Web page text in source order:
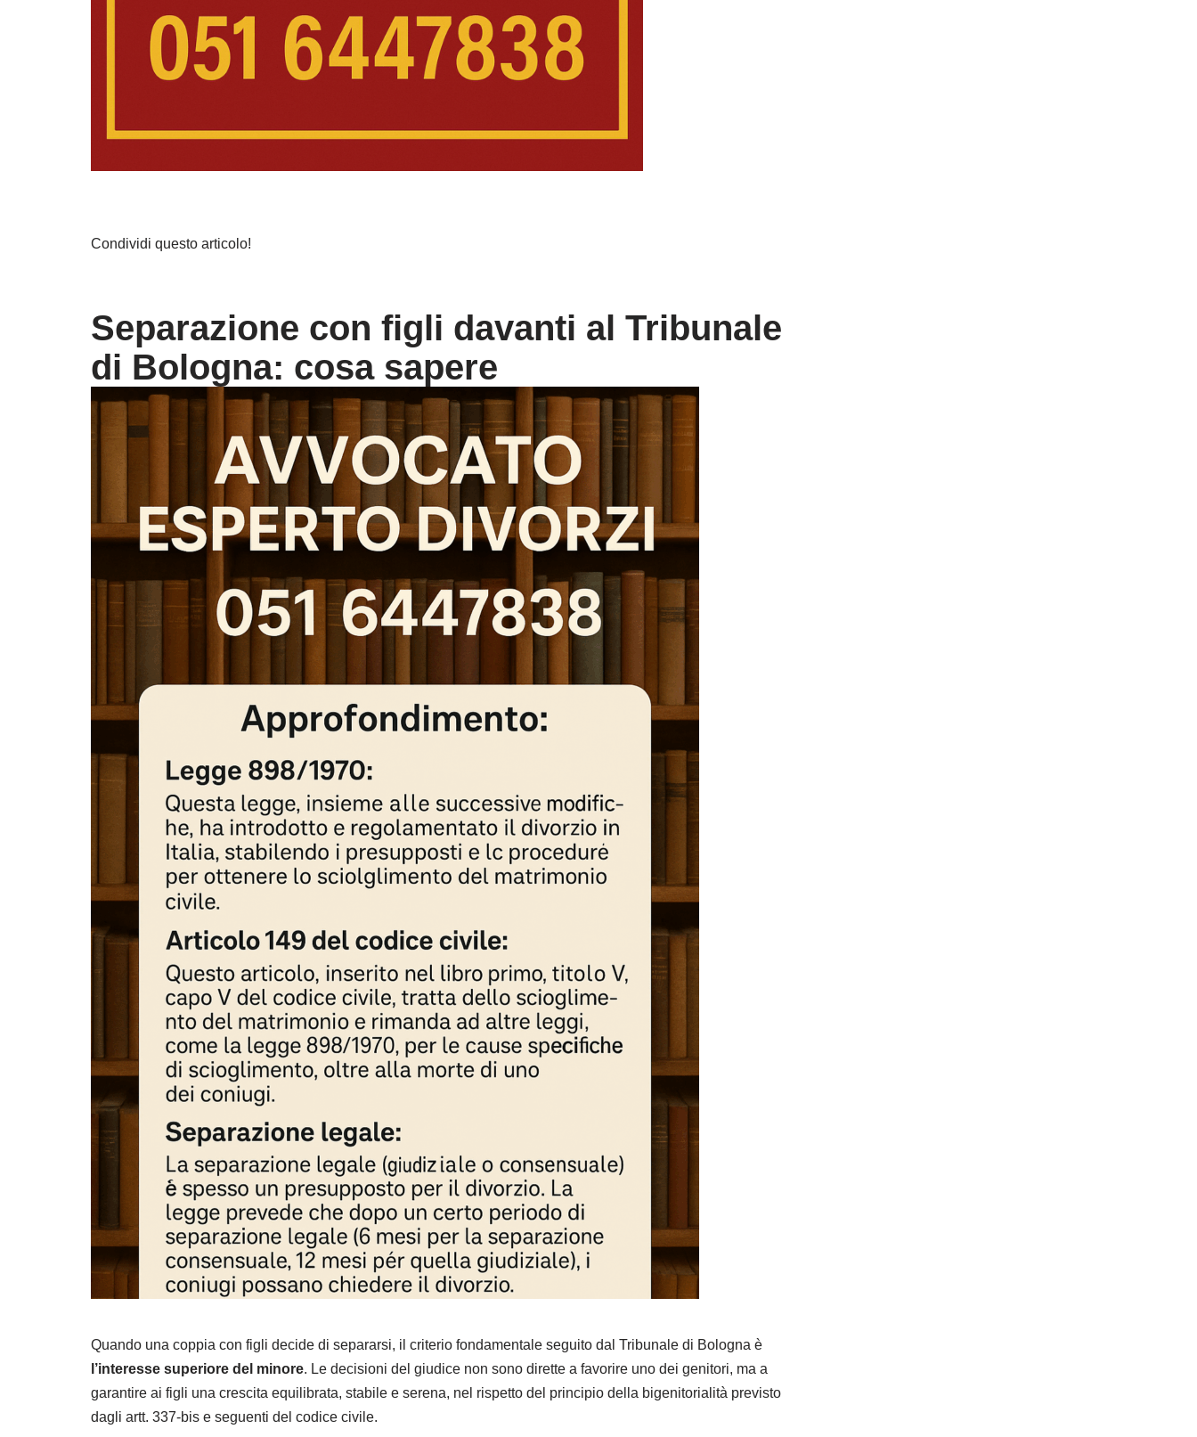
Condividi questo articolo!
Separazione con figli davanti al Tribunale
di Bologna: cosa sapere
Quando una coppia con figli decide di separarsi, il criterio fondamentale seguito dal Tribunale di Bologna è
l’interesse superiore del minore. Le decisioni del giudice non sono dirette a favorire uno dei genitori, ma a
garantire ai figli una crescita equilibrata, stabile e serena, nel rispetto del principio della bigenitorialità previsto
dagli artt. 337-bis e seguenti del codice civile.